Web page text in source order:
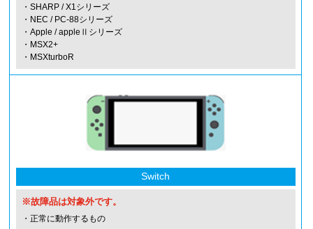
・SHARP / X1シリーズ
・NEC / PC-88シリーズ
・Apple / appleⅡシリーズ
・MSX2+
・MSXturboR
Switch
※故障品は対象外です。
・正常に動作するもの